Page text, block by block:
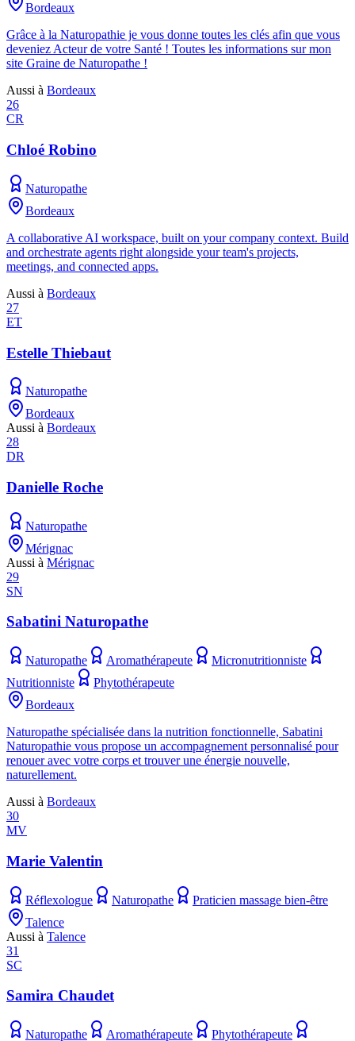
Bordeaux
Grâce à la Naturopathie je vous donne toutes les clés afin que vous
deveniez Acteur de votre Santé ! Toutes les informations sur mon
site Graine de Naturopathe !
Aussi à Bordeaux
26
CR
Chloé Robino
Naturopathe
Bordeaux
A collaborative AI workspace, built on your company context. Build
and orchestrate agents right alongside your team's projects,
meetings, and connected apps.
Aussi à Bordeaux
27
ET
Estelle Thiebaut
Naturopathe
Bordeaux
Aussi à Bordeaux
28
DR
Danielle Roche
Naturopathe
Mérignac
Aussi à Mérignac
29
SN
Sabatini Naturopathe
Naturopathe Aromathérapeute
Micronutritionniste
Nutritionniste
Phytothérapeute
Bordeaux
Naturopathe spécialisée dans la nutrition fonctionnelle, Sabatini
Naturopathie vous propose un accompagnement personnalisé pour
renouer avec votre corps et trouver une énergie nouvelle,
naturellement.
Aussi à Bordeaux
30
MV
Marie Valentin
Réflexologue Naturopathe
Praticien massage bien-être
Talence
Aussi à Talence
31
SC
Samira Chaudet
Naturopathe Aromathérapeute Phytothérapeute